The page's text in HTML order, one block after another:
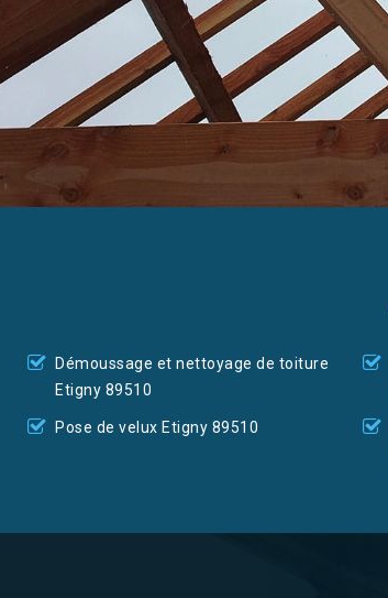
Démoussage et nettoyage de toiture
Etigny 89510
Pose de velux Etigny 89510